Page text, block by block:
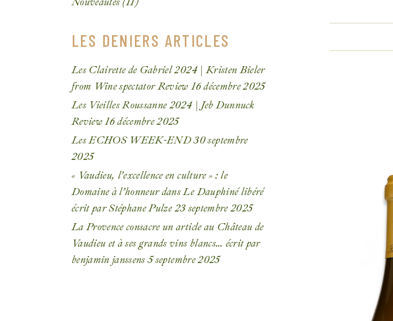
LES DENIERS ARTICLES
Les Clairette de Gabriel 2024 | Kristen Bieler
from Wine spectator Review 16 décembre 2025
Les Vieilles Roussanne 2024 | Jeb Dunnuck
Review 16 décembre 2025
Les ECHOS WEEK-END 30 septembre
2025
« Vaudieu, l’excellence en culture » : le
Domaine à l’honneur dans Le Dauphiné libéré
écrit par Stéphane Pulze 23 septembre 2025
La Provence consacre un article au Château de
Vaudieu et à ses grands vins blancs… écrit par
benjamin janssens 5 septembre 2025